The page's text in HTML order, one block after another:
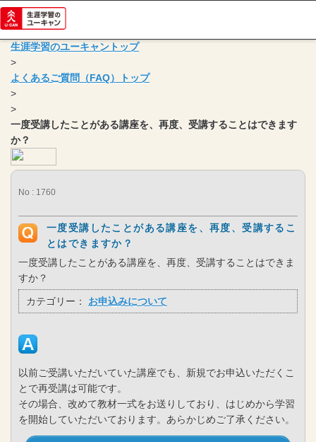
生涯学習のユーキャントップ
>
よくあるご質問（FAQ）トップ
>
>
一度受講したことがある講座を、再度、受講することはできます
か？
No : 1760
一度受講したことがある講座を、再度、受講するこ
とはできますか？
一度受講したことがある講座を、再度、受講することはできま
すか？
カテゴリー： お申込みについて
以前ご受講いただいていた講座でも、新規でお申込いただくこ
とで再受講は可能です。
その場合、改めて教材一式をお送りしており、はじめから学習
を開始していただいております。あらかじめご了承ください。